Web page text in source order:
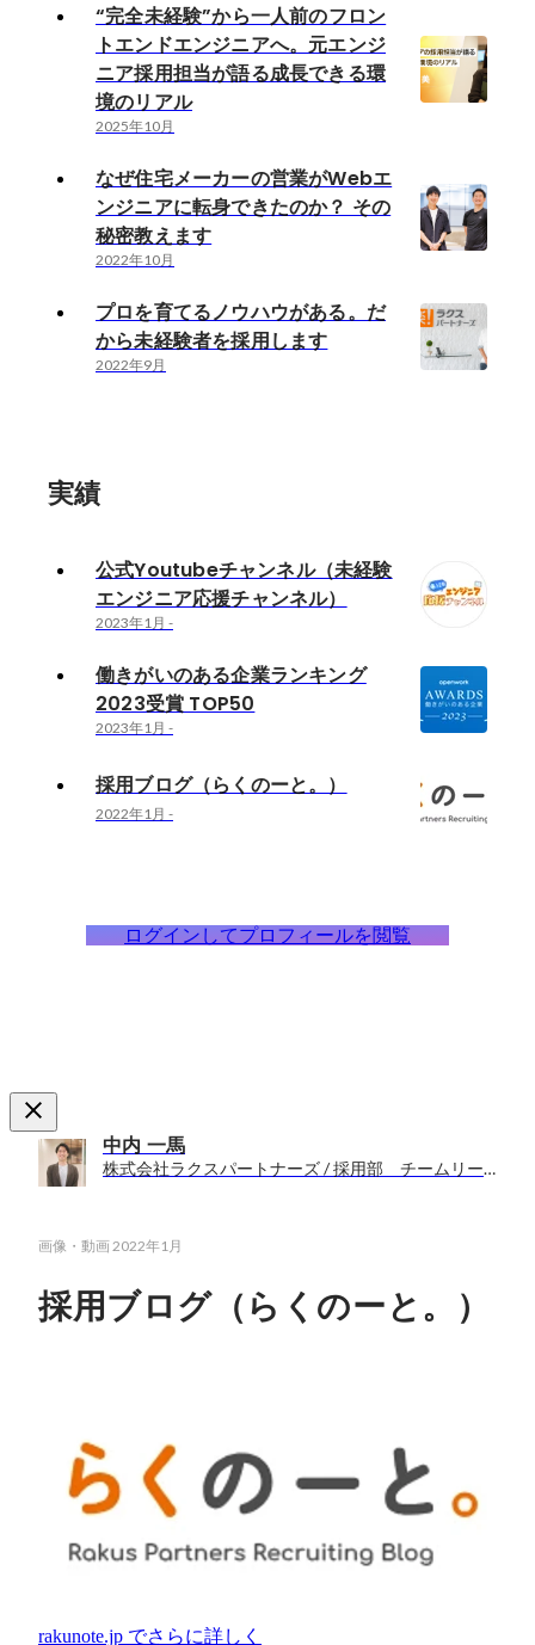
“完全未経験”から一人前のフロン
トエンドエンジニアへ。元エンジ
ニア採用担当が語る成長できる環
境のリアル
2025年10月
なぜ住宅メーカーの営業がWebエ
ンジニアに転身できたのか？ その
秘密教えます
2022年10月
プロを育てるノウハウがある。だ
から未経験者を採用します
2022年9月
実績
公式Youtubeチャンネル（未経験
エンジニア応援チャンネル）
2023年1月 -
働きがいのある企業ランキング
2023受賞 TOP50
2023年1月 -
採用ブログ（らくのーと。）
2022年1月 -
ログインしてプロフィールを閲覧
中内 一馬
株式会社ラクスパートナーズ / 採用部 チームリーダー
画像・動画 2022年1月
採用ブログ（らくのーと。）
rakunote.jp でさらに詳しく